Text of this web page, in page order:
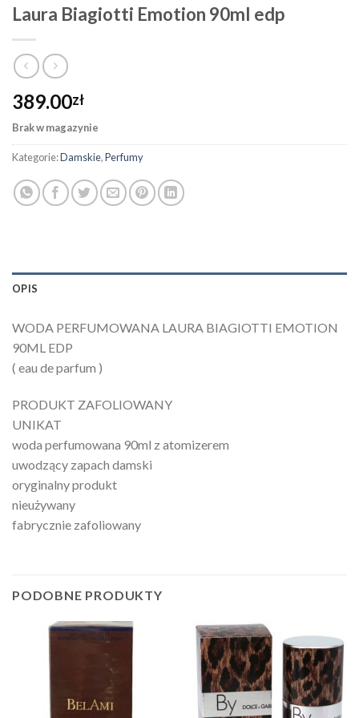
Laura Biagiotti Emotion 90ml edp
389.00zł
Brak w magazynie
Kategorie:Damskie,Perfumy
OPIS
WODA PERFUMOWANA LAURA BIAGIOTTI EMOTION
90ML EDP
( eau de parfum )
PRODUKT ZAFOLIOWANY
UNIKAT
woda perfumowana 90ml z atomizerem
uwodzący zapach damski
oryginalny produkt
nieużywany
fabrycznie zafoliowany
PODOBNE PRODUKTY